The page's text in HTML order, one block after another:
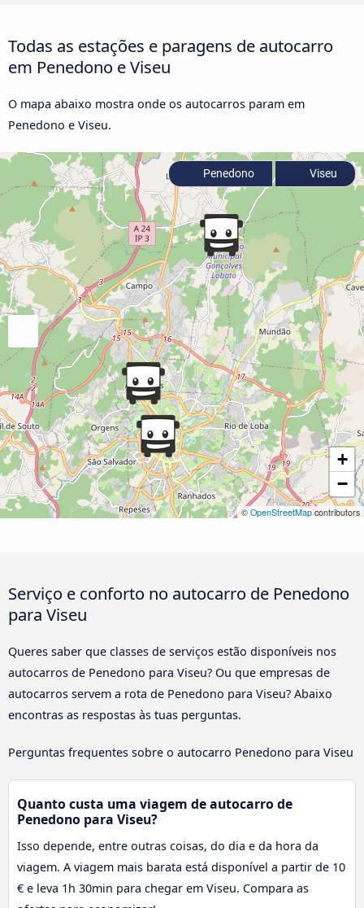
Todas as estações e paragens de autocarro
em Penedono e Viseu
O mapa abaixo mostra onde os autocarros param em
Penedono e Viseu.
+
−
©OpenStreetMapcontributors
Penedono Viseu
Serviço e conforto no autocarro de Penedono
para Viseu
Queres saber que classes de serviços estão disponíveis nos
autocarros de Penedono para Viseu? Ou que empresas de
autocarros servem a rota de Penedono para Viseu? Abaixo
encontras as respostas às tuas perguntas.
Perguntas frequentes sobre o autocarro Penedono para Viseu
Quanto custa uma viagem de autocarro de
Penedono para Viseu?
Isso depende, entre outras coisas, do dia e da hora da
viagem. A viagem mais barata está disponível a partir de 10
€ e leva 1h 30min para chegar em Viseu. Compara as